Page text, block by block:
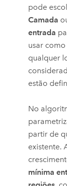
pode
Camada
entrada
usar
qualquer
estão
No
partir de
existente.
mínima